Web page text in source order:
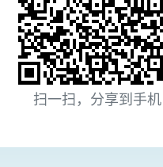
扫一扫，分享到手机